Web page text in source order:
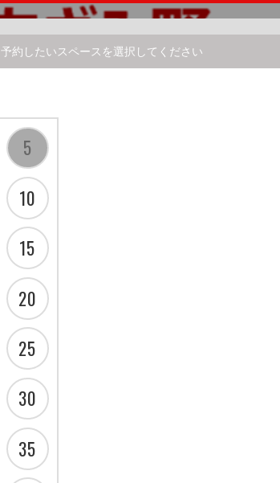
予約したいスペースを選択してください
5
10
15
20
25
30
35